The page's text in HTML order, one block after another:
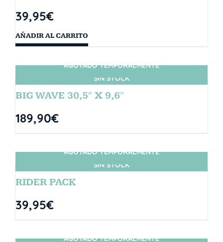
39,95€
AÑADIR AL CARRITO
SIN STOCK
AGOTADO TEMPORALMENTE
BIG WAVE 30,5″ X 9,6″
189,90€
SIN STOCK
AGOTADO TEMPORALMENTE
RIDER PACK
39,95€
AGOTADO TEMPORALMENTE